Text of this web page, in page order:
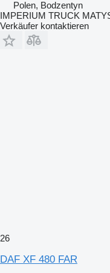
Polen, Bodzentyn
IMPERIUM TRUCK
Verkäufer kontaktieren
26
DAF XF 480 FAR